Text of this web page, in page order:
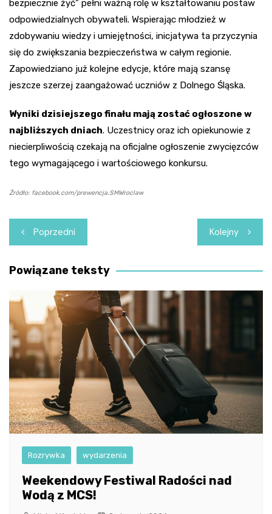
bezpiecznie żyć” pełni ważną rolę w kształtowaniu postaw
odpowiedzialnych obywateli. Wspierając młodzież w
zdobywaniu wiedzy i umiejętności, inicjatywa ta przyczynia
się do zwiększania bezpieczeństwa w całym regionie.
Zapowiedziano już kolejne edycje, które mają szansę
jeszcze szerzej zaangażować uczniów z Dolnego Śląska.
Wyniki dzisiejszego finału mają zostać ogłoszone w
najbliższych dniach. Uczestnicy oraz ich opiekunowie z
niecierpliwością czekają na oficjalne ogłoszenie zwycięzców
tego wymagającego i wartościowego konkursu.
Źródło: facebook.com/prewencja.SMWroclaw
Nawigacja
wpisu
Poprzedni Kolejny
Powiązane teksty
Rozrywka wydarzenia
Weekendowy Festiwal Radości nad
Wodą z MCS!